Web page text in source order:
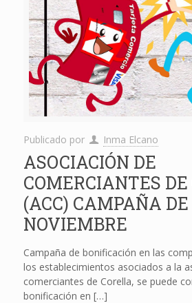
Publicado por Inma Elcano
ASOCIACIÓN DE
COMERCIANTES
(ACC) CAMPAÑA DE
NOVIEMBRE
Campaña de bonificación en las
los establecimientos asociados a la
comerciantes de Corella, se puede
bonificación en […]